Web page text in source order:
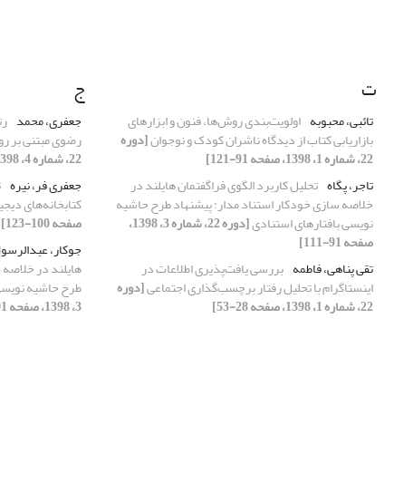
ت
تائبی، محبوبه اولویت‌بندی روش‌ها، فنون و ابزارهای
بازاریابی کتاب از دیدگاه ناشران کودک و نوجوان[دوره
22، شماره 1، 1398، صفحه 91-121]
تاجر، پگاه تحلیل کاربرد الگوی فراگفتمان هایلند در
خلاصه سازی خودکار استناد مدار: پیشنهاد طرح حاشیه
نویسی بافتارهای استنادی [دوره 22، شماره 3، 1398،
صفحه 91-111]
تقی پناهی، فاطمه بررسی یافت‌پذیری اطلاعات در
اینستاگرام با تحلیل رفتار برچسب‌گذاری اجتماعی[دوره
22، شماره 1، 1398، صفحه 28-53]
ج
جعفری، محمد
رضوی مبتنی
22، شماره 4، 1398، صفحه 5-23]
جعفری فر، نیره
کتابخانه‌های
صفحه 100-123]
جوکار،
هایلند در
طرح حاشیه
3، 1398، صفحه 91-111]